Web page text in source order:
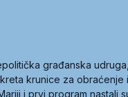
građanska
krunice za obraćenje
i prvi program nastali